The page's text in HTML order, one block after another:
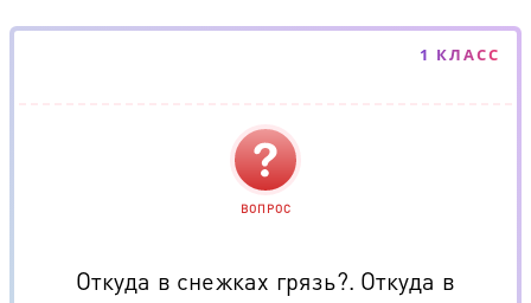
1 КЛАСС
ВОПРОС
Откуда в снежках грязь?. Откуда в